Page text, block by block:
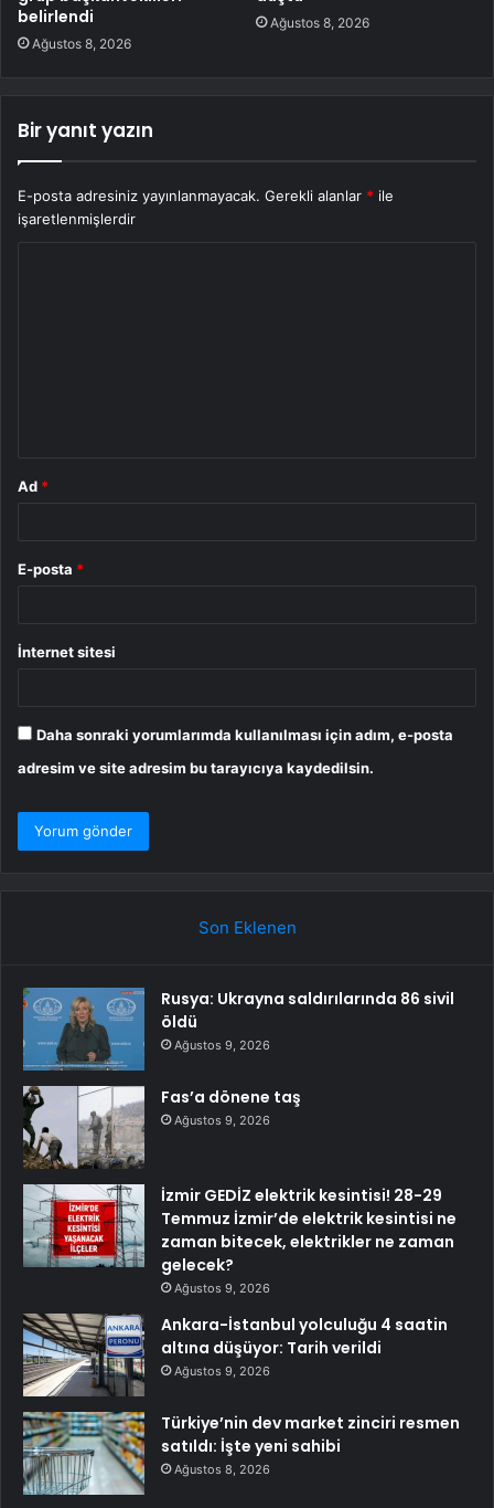
belirlendi
Ağustos 8, 2026
Ağustos 8, 2026
Bir yanıt yazın
E-posta adresiniz yayınlanmayacak. Gerekli alanlar * ile
işaretlenmişlerdir
Ad *
E-posta *
İnternet sitesi
Daha sonraki yorumlarımda kullanılması için adım, e-posta
adresim ve site adresim bu tarayıcıya kaydedilsin.
Son Eklenen
Rusya: Ukrayna saldırılarında 86 sivil
öldü
Ağustos 9, 2026
Fas’a dönene taş
Ağustos 9, 2026
İzmir GEDİZ elektrik kesintisi! 28-29
Temmuz İzmir’de elektrik kesintisi ne
zaman bitecek, elektrikler ne zaman
gelecek?
Ağustos 9, 2026
Ankara-İstanbul yolculuğu 4 saatin
altına düşüyor: Tarih verildi
Ağustos 9, 2026
Türkiye’nin dev market zinciri resmen
satıldı: İşte yeni sahibi
Ağustos 8, 2026